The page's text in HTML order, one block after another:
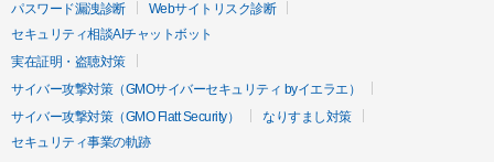
パスワード漏洩診断
Webサイトリスク診断
セキュリティ相談AIチャットボット
実在証明・盗聴対策
サイバー攻撃対策（GMOサイバーセキュリティ byイエラエ）
サイバー攻撃対策（GMO Flatt Security）
なりすまし対策
セキュリティ事業の軌跡